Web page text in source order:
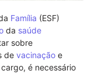
Família (ESF)
da saúde
sobre
de vacinação e
é necessário